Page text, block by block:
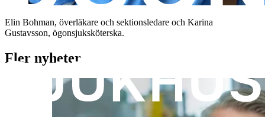
Elin Bohman, överläkare och sektionsledare och Karina
Gustavsson, ögonsjuksköterska.
Fler nyheter